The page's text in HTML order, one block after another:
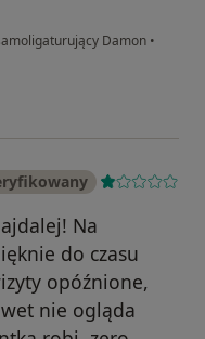
Damon •
Na
do czasu
opóźnione,
nie ogląda